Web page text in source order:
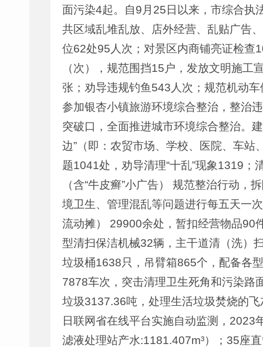
面污染4起。自9月25日以来，市综合执
共区域乱堆乱放、店外经营、乱贴广告
位62处95人次；对景区内商铺亮证检查
（次），规范围挡15户，发放文明施
张；劝导违规钓鱼543人次；规范机动
参加银杏小镇旅游环境综合整治，整治
突破口，全面推进城市环境综合整治。
边”（即：农贸市场、学校、医院、车站
题1041处，劝导清理“十乱”现象1319
（含“牛皮癣”小广告） 规范整治行动
境卫生、管理混乱等问题进行每五天一
流动摊） 29900余处，暂扣经营物品90
型清扫保洁机械32辆，主干道清（洗）
垃圾桶1638只，吊臂箱865个，配备各
7878车次，突击清理卫生死角和污染路
垃圾3137.36吨，处理生活垃圾焚烧的
日联网省在线平台实施自动监测，2023
滤液处理站产水:1181.407m³）；35座